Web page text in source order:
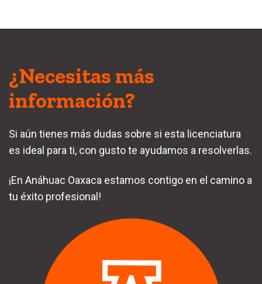
¿Necesitas más
información?
Si aún tienes más dudas sobre si esta licenciatura
es ideal para ti, con gusto te ayudamos a resolverlas.
¡En Anáhuac Oaxaca estamos contigo en el camino a
tu éxito profesional!